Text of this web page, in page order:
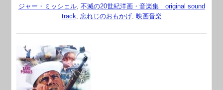
ジャー・ミッシェル, 不滅の20世紀洋画・音楽集 original sound
track, 忘れじのおもかげ, 映画音楽